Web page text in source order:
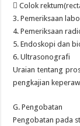
 Colok
3. Pemeriksaan
4. Pemeriksaan
5. Endoskopi dan
6. Ultrasonografi
Uraian tentang
pengkajian
G. Pengobatan
Pengobatan pada